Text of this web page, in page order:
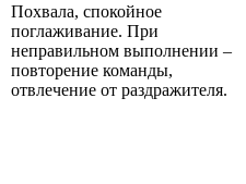
Похвала, спокойное
поглаживание. При
неправильном выполнении –
повторение команды,
отвлечение от раздражителя.